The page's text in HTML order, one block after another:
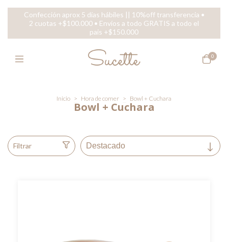
Confección aprox 5 días hábiles || 10%off transferencia •
2 cuotas +$100.000 • Envíos a todo GRATIS a todo el
pais +$150.000
0
Inicio > Hora de comer > Bowl + Cuchara
Bowl + Cuchara
Filtrar